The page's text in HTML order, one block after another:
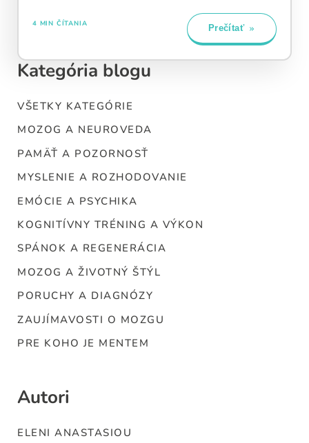
4 MIN ČÍTANIA
Prečítať
Kategória blogu
VŠETKY KATEGÓRIE
MOZOG A NEUROVEDA
PAMÄŤ A POZORNOSŤ
MYSLENIE A ROZHODOVANIE
EMÓCIE A PSYCHIKA
KOGNITÍVNY TRÉNING A VÝKON
SPÁNOK A REGENERÁCIA
MOZOG A ŽIVOTNÝ ŠTÝL
PORUCHY A DIAGNÓZY
ZAUJÍMAVOSTI O MOZGU
PRE KOHO JE MENTEM
Autori
ELENI ANASTASIOU